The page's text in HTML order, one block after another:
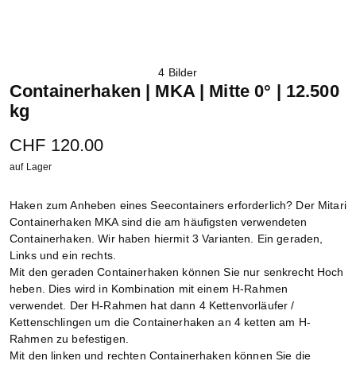
4 Bilder
Containerhaken | MKA | Mitte 0° | 12.500
kg
CHF 120.00
auf Lager
Haken zum Anheben eines Seecontainers erforderlich? Der Mitari
Containerhaken MKA sind die am häufigsten verwendeten
Containerhaken. Wir haben hiermit 3 Varianten. Ein geraden,
Links und ein rechts.
Mit den geraden Containerhaken können Sie nur senkrecht Hoch
heben. Dies wird in Kombination mit einem H-Rahmen
verwendet. Der H-Rahmen hat dann 4 Kettenvorläufer /
Kettenschlingen um die Containerhaken an 4 ketten am H-
Rahmen zu befestigen.
Mit den linken und rechten Containerhaken können Sie die